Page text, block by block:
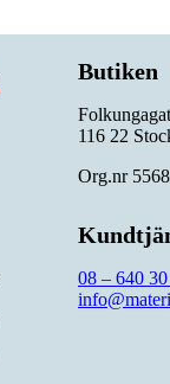
Butiken
116 22
Org.nr
08 – 640